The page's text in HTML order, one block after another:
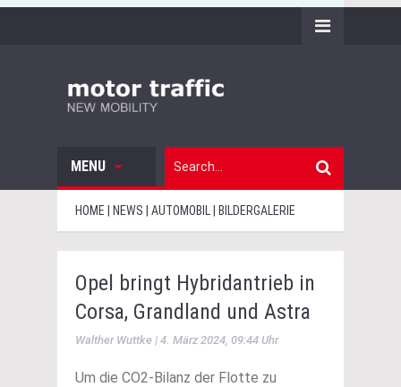
MENU
HOME | NEWS | AUTOMOBIL | BILDERGALERIE
Opel bringt Hybridantrieb in
Corsa, Grandland und Astra
Walther Wuttke | 4. März 2024, 09:44 Uhr
Um die CO2-Bilanz der Flotte zu